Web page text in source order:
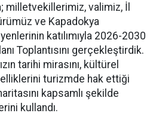
milletvekillerimiz, valimiz, İl
ve Kapadokya
katılımıyla 2026-2030
Toplantısını gerçekleştirdik.
tarihi mirasını, kültürel
turizmde hak ettiği
kapsamlı şekilde
kullandı.